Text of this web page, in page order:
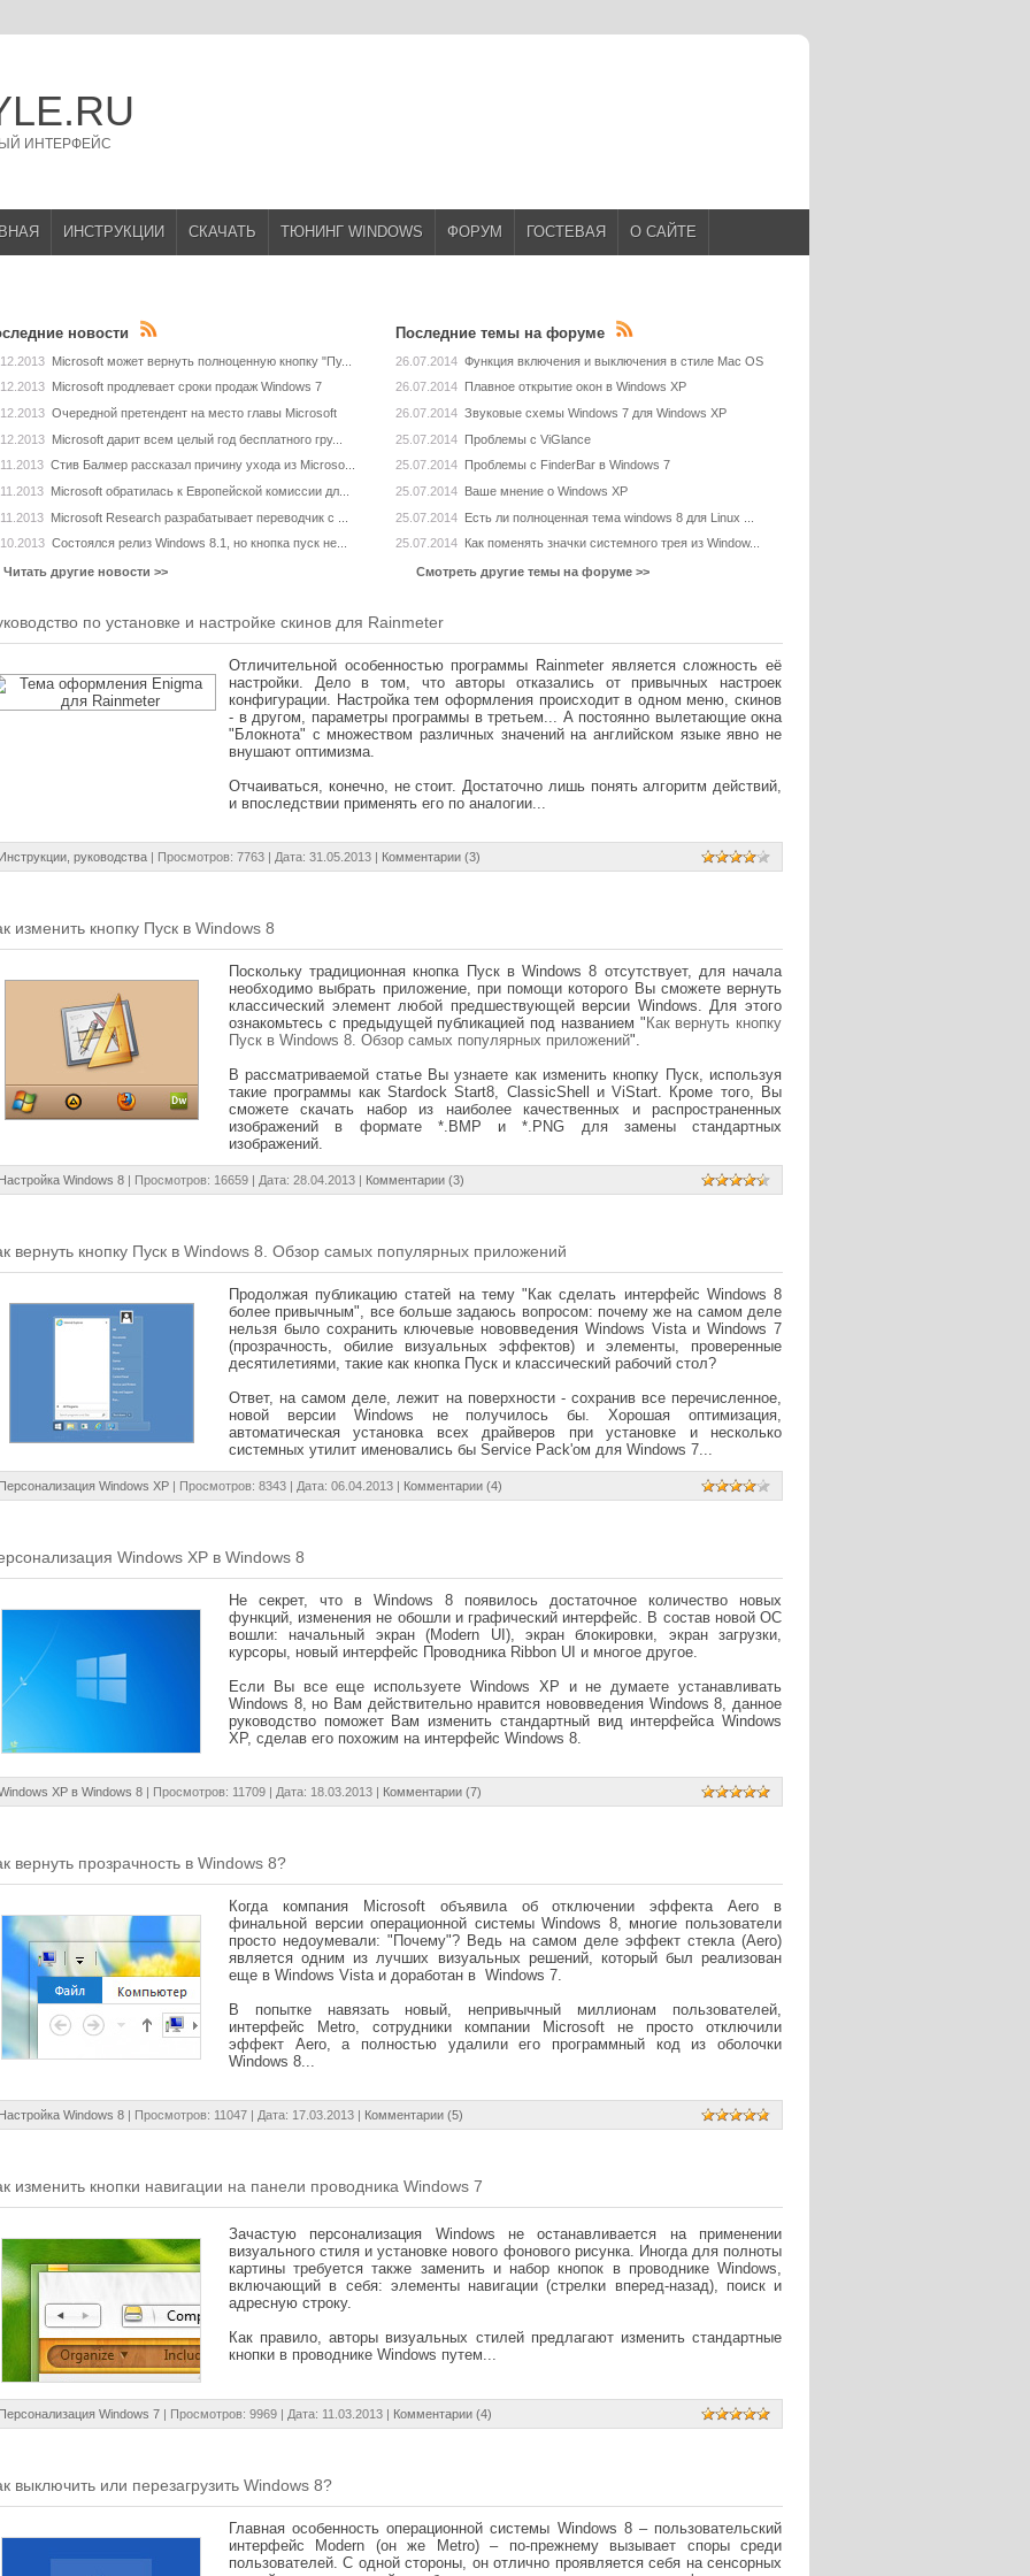
ИНТЕРФЕЙС
ИНСТРУКЦИИ СКАЧАТЬ ТЮНИНГ WINDOWS ФОРУМ ГОСТЕВАЯ О САЙТЕ
новости
Microsoft может вернуть полноценную кнопку "Пу...
Microsoft продлевает сроки продаж Windows 7
Очередной претендент на место главы Microsoft
Microsoft дарит всем целый год бесплатного гру...
Стив Балмер рассказал причину ухода из Microso...
Microsoft обратилась к Европейской комиссии дл...
Microsoft Research разрабатывает переводчик с ...
Состоялся релиз Windows 8.1, но кнопка пуск не...
Читать другие новости >>
Последние темы на форуме
26.07.2014 Функция включения и выключения в стиле Mac OS
26.07.2014
Плавное открытие окон в Windows XP
26.07.2014 Звуковые схемы Windows 7 для Windows XP
25.07.2014 Проблемы с ViGlance
25.07.2014
Проблемы с FinderBar в Windows 7
25.07.2014 Ваше мнение о Windows XP
25.07.2014 Есть ли полноценная тема windows 8 для Linux ...
25.07.2014
Как поменять значки системного трея из Window...
Смотреть другие темы на форуме >>
по установке и настройке скинов для Rainmeter
Отличительной особенностью программы Rainmeter является сложность её
настройки. Дело в том, что авторы отказались от привычных настроек
конфигурации. Настройка тем оформления происходит в одном меню, скинов
- в другом, параметры программы в третьем... А постоянно вылетающие окна
"Блокнота" с множеством различных значений на английском языке явно не
внушают оптимизма.
Отчаиваться, конечно, не стоит. Достаточно лишь понять алгоритм действий,
и впоследствии применять его по аналогии...
руководства | Просмотров: 7763 | Дата: 31.05.2013 | Комментарии (3)
изменить кнопку Пуск в Windows 8
Поскольку традиционная кнопка Пуск в Windows 8 отсутствует, для начала
необходимо выбрать приложение, при помощи которого Вы сможете вернуть
классический элемент любой предшествующей версии Windows. Для этого
ознакомьтесь с предыдущей публикацией под названием " Как вернуть кнопку
Пуск в Windows 8. Обзор самых популярных приложений".
В рассматриваемой статье Вы узнаете как изменить кнопку Пуск, используя
такие программы как Stardock Start8, ClassicShell и ViStart. Кроме того, Вы
сможете скачать набор из наиболее качественных и распространенных
изображений в формате *.BMP и *.PNG для замены стандартных
изображений.
Windows 8 | Просмотров: 16659 | Дата: 28.04.2013 | Комментарии (3)
вернуть кнопку Пуск в Windows 8. Обзор самых популярных приложений
Продолжая публикацию статей на тему "Как сделать интерфейс Windows 8
более привычным", все больше задаюсь вопросом: почему же на самом деле
нельзя было сохранить ключевые нововведения Windows Vista и Windows 7
(прозрачность, обилие визуальных эффектов) и элементы, проверенные
десятилетиями, такие как кнопка Пуск и классический рабочий стол?
Ответ, на самом деле, лежит на поверхности - сохранив все перечисленное,
новой версии Windows не получилось бы.Хорошая оптимизация,
автоматическая установка всех драйверов при установке и несколько
системных утилит именовались бы Service Pack'ом для Windows 7...
Windows XP | Просмотров: 8343 | Дата: 06.04.2013 | Комментарии (4)
Windows XP в Windows 8
Не секрет, что в Windows 8 появилось достаточное количество новых
функций, изменения не обошли и графический интерфейс. В состав новой ОС
вошли: начальный экран (Modern UI), экран блокировки, экран загрузки,
курсоры, новый интерфейс Проводника Ribbon UI и многое другое.
Если Вы все еще используете Windows XP и не думаете устанавливать
Windows 8, но Вам действительно нравится нововведения Windows 8, данное
руководство поможет Вам изменить стандартный вид интерфейса Windows
XP, сделав его похожим на интерфейс Windows 8.
XP в Windows 8 | Просмотров: 11709 | Дата: 18.03.2013 | Комментарии (7)
вернуть прозрачность в Windows 8?
Когда компания Microsoft объявила об отключении эффекта Aero в
финальной версии операционной системы Windows 8, многие пользователи
просто недоумевали: "Почему"? Ведь на самом деле эффект стекла (Aero)
является одним из лучших визуальных решений, который был реализован
еще в Windows Vista и доработан в Windows 7.
В попытке навязать новый, непривычный миллионам пользователей,
интерфейс Metro, сотрудники компании Microsoft не просто отключили
эффект Aero, а полностью удалили его программный код из оболочки
Windows 8...
Windows 8 | Просмотров: 11047 | Дата: 17.03.2013 | Комментарии (5)
изменить кнопки навигации на панели проводника Windows 7
Зачастую персонализация Windows не останавливается на применении
визуального стиля и установке нового фонового рисунка. Иногда для полноты
картины требуется также заменить и набор кнопок в проводнике Windows,
включающий в себя: элементы навигации (стрелки вперед-назад), поиск и
адресную строку.
Как правило, авторы визуальных стилей предлагают изменить стандартные
кнопки в проводнике Windows путем...
Windows 7 | Просмотров: 9969 | Дата: 11.03.2013 | Комментарии (4)
выключить или перезагрузить Windows 8?
Главная особенность операционной системы Windows 8 – пользовательский
интерфейс Modern (он же Metro) – по-прежнему вызывает споры среди
пользователей. С одной стороны, он отлично проявляется себя на сенсорных